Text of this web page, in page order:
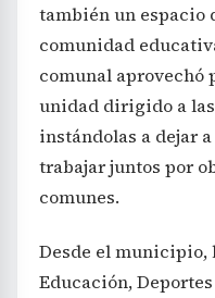
también un espacio
comunidad
comunal aprovechó
unidad dirigido a
instándolas a dejar
trabajar juntos por
comunes.
Desde el municipio,
Educación,